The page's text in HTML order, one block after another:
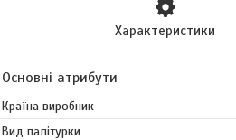
Характеристики
Основні атрибути
Країна виробник
Вид палітурки